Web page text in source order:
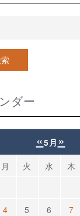
ンダー
«5月 »
月 火 水 木
4 5 6 7